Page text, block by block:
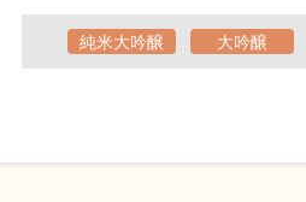
純米大吟醸 大吟醸